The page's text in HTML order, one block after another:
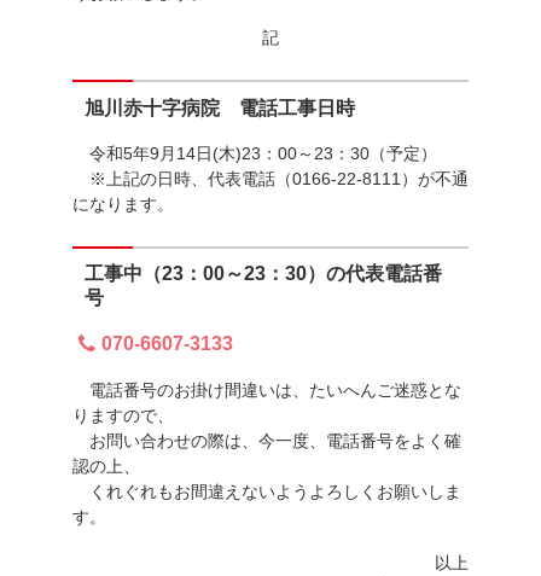
記
旭川赤十字病院 電話工事日時
令和5年9月14日(木)23：00～23：30（予定）
※上記の日時、代表電話（0166-22-8111）が不通
になります。
工事中（23：00～23：30）の代表電話番
号
070-6607-3133
電話番号のお掛け間違いは、たいへんご迷惑とな
りますので、
お問い合わせの際は、今一度、電話番号をよく確
認の上、
くれぐれもお間違えないようよろしくお願いしま
す。
以上